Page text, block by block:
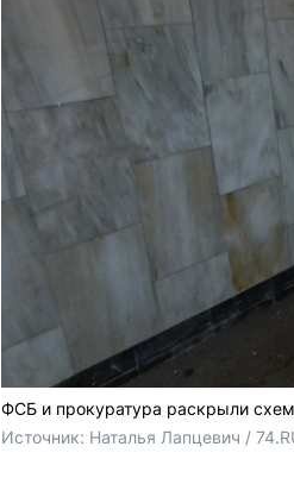
ФСБ и прокуратура раскрыли
Источник: Наталья Лапцевич /